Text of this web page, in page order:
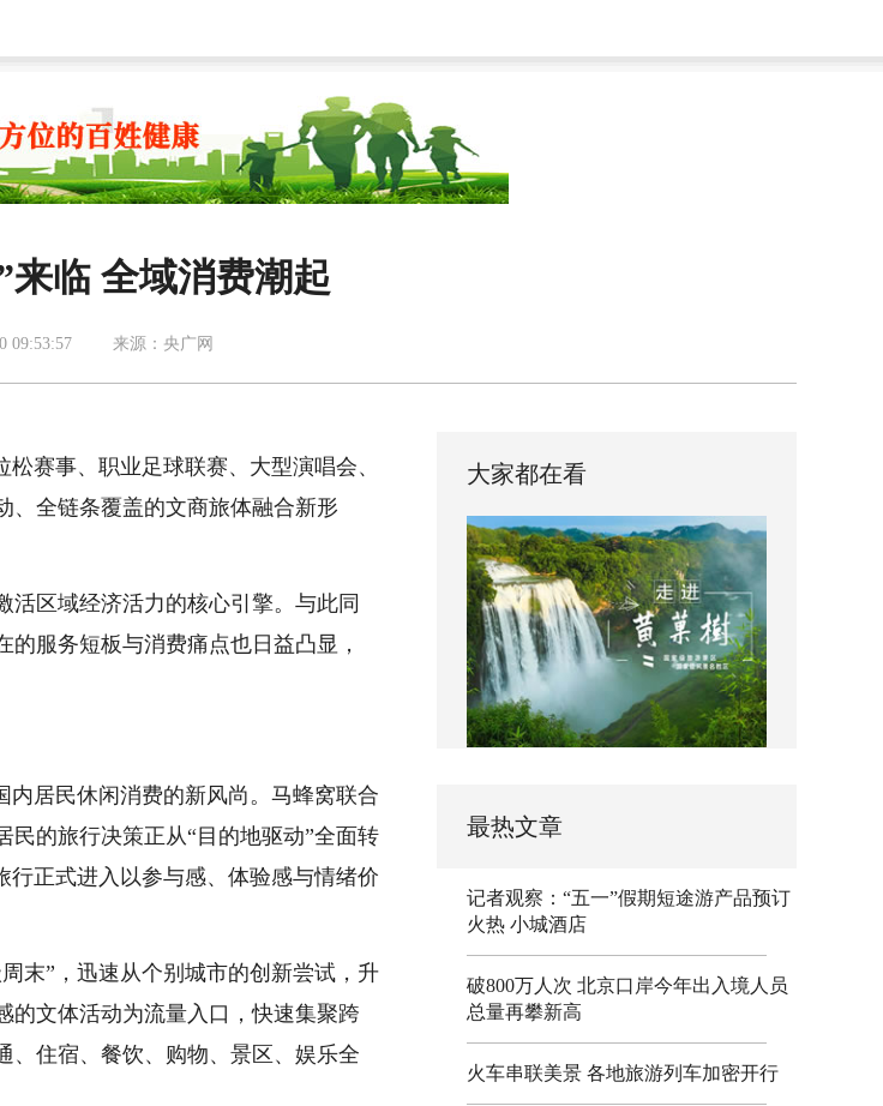
来临 全域消费潮起
09:53:57 来源：央广网
赛事、职业足球联赛、大型演唱会、
、全链条覆盖的文商旅体融合新形
区域经济活力的核心引擎。与此同
服务短板与消费痛点也日益凸显，
内居民休闲消费的新风尚。马蜂窝联合
民的旅行决策正从“目的地驱动”全面转
行正式进入以参与感、体验感与情绪价
末”，迅速从个别城市的创新尝试，升
的文体活动为流量入口，快速集聚跨
、住宿、餐饮、购物、景区、娱乐全
大家都在看
最热文章
记者观察：“五一”假期短途游产品预订
火热 小城酒店
破800万人次 北京口岸今年出入境人员
总量再攀新高
火车串联美景 各地旅游列车加密开行